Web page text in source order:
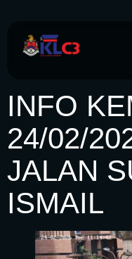
INFO
24/02/
JALAN
ISMAIL